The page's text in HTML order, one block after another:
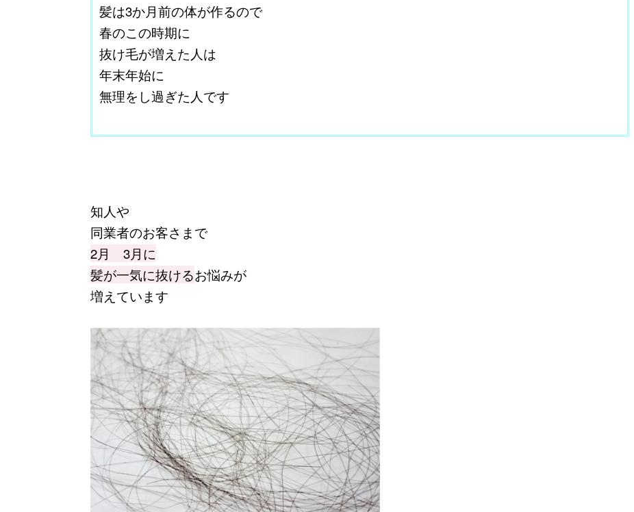
髪は3か月前の体が作るので
春のこの時期に
抜け毛が増えた人は
年末年始に
無理をし過ぎた人です
知人や
同業者のお客さまで
2月 3月に
髪が一気に抜けるお悩みが
増えています